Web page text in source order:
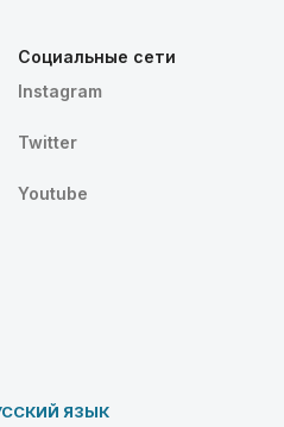
Социальные сети
Instagram
Twitter
Youtube
ЯЗЫК